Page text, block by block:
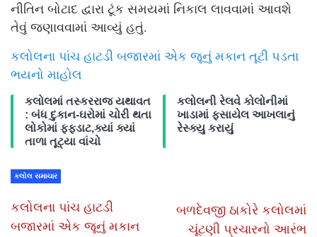
નીતિન બોટાદ દ્વારા ટૂંક સમયમાં નિકાલ લાવવામાં આવશે
તેવું જણાવવામાં આવ્યું હતું.
કલોલના પાંચ હાટડી બજારમાં એક જૂનું મકાન તૂટી પડતા
ભયનો માહોલ
કલોલમાં તસ્કરરાજ યથાવત
: બંધ દુકાન-ઘરોમાં ચોરી થતા
લોકોમાં ફફડાટ,ક્યાં ક્યાં
તાળા તૂટ્યા વાંચો
કલોલની રેલવે કોલોનીમાં
ખાડામાં ફસાયેલ આખલાનું
રેસ્ક્યુ કરાયું
કલોલ સમાચાર
કલોલના પાંચ હાટડી
બજારમાં એક જૂનું મકાન
બળદેવજી ઠાકોરે કલોલમાં
ચૂંટણી પ્રચારનો આરંભ